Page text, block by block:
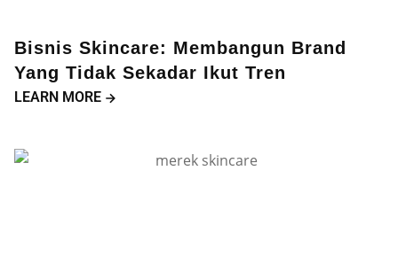
Bisnis Skincare: Membangun Brand
Yang Tidak Sekadar Ikut Tren
LEARN MORE